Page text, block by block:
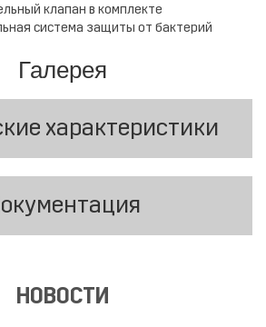
клапан в комплекте
система защиты от бактерий
Галерея
характеристики
НОВОСТИ